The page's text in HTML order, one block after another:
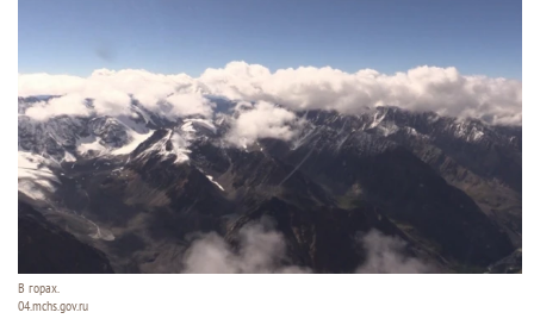
В горах.
04.mchs.gov.ru